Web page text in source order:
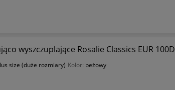
wyszczuplające Rosalie Classics EUR 100D
size (duże rozmiary) Kolor: beżowy